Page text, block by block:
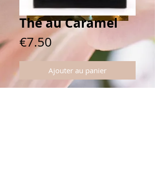
Thé au Caramel
€7.50Prix
Ajouter au panier